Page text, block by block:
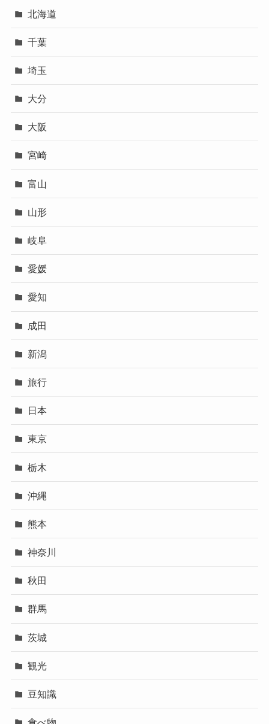
北海道
千葉
埼玉
大分
大阪
宮崎
富山
山形
岐阜
愛媛
愛知
成田
新潟
旅行
日本
東京
栃木
沖縄
熊本
神奈川
秋田
群馬
茨城
観光
豆知識